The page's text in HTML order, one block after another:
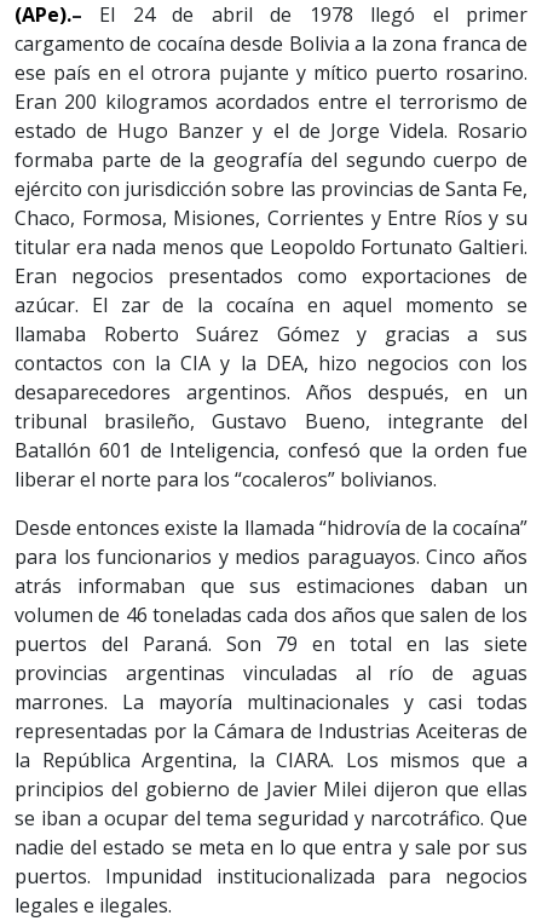
(APe).– El 24 de abril de 1978 llegó el primer
cargamento de cocaína desde Bolivia a la zona franca de
ese país en el otrora pujante y mítico puerto rosarino.
Eran 200 kilogramos acordados entre el terrorismo de
estado de Hugo Banzer y el de Jorge Videla. Rosario
formaba parte de la geografía del segundo cuerpo de
ejército con jurisdicción sobre las provincias de Santa Fe,
Chaco, Formosa, Misiones, Corrientes y Entre Ríos y su
titular era nada menos que Leopoldo Fortunato Galtieri.
Eran negocios presentados como exportaciones de
azúcar. El zar de la cocaína en aquel momento se
llamaba Roberto Suárez Gómez y gracias a sus
contactos con la CIA y la DEA, hizo negocios con los
desaparecedores argentinos. Años después, en un
tribunal brasileño, Gustavo Bueno, integrante del
Batallón 601 de Inteligencia, confesó que la orden fue
liberar el norte para los “cocaleros” bolivianos.
Desde entonces existe la llamada “hidrovía de la cocaína”
para los funcionarios y medios paraguayos. Cinco años
atrás informaban que sus estimaciones daban un
volumen de 46 toneladas cada dos años que salen de los
puertos del Paraná. Son 79 en total en las siete
provincias argentinas vinculadas al río de aguas
marrones. La mayoría multinacionales y casi todas
representadas por la Cámara de Industrias Aceiteras de
la República Argentina, la CIARA. Los mismos que a
principios del gobierno de Javier Milei dijeron que ellas
se iban a ocupar del tema seguridad y narcotráfico. Que
nadie del estado se meta en lo que entra y sale por sus
puertos. Impunidad institucionalizada para negocios
legales e ilegales.